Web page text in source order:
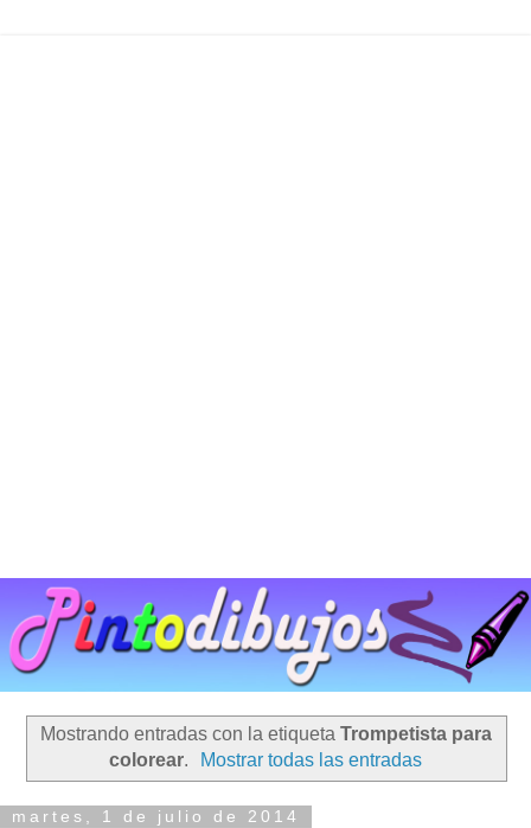
Mostrando entradas con la etiqueta Trompetista para
colorear. Mostrar todas las entradas
martes, 1 de julio de 2014